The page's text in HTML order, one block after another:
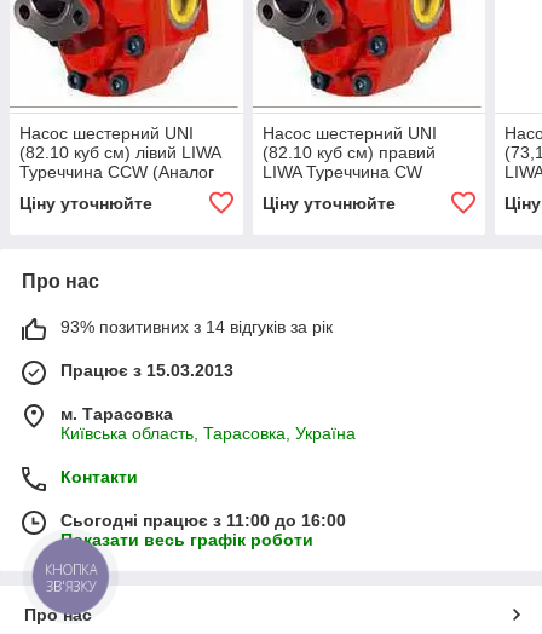
Насос шестерний UNI
(82.10 куб см) лівий LIWA
Туреччина СCW (Аналог
OMFB)
Ціну уточнюйте
Насос шестерний UNI
(82.10 куб см) правий
LIWA Туреччина СW
(Аналог NPH-82 105-011-
00826 OMFB)
Ціну уточнюйте
Про нас
93% позитивних з 14 відгуків за рік
Працює з 15.03.2013
м. Тарасовка
Київська область, Тарасовка, Україна
Контакти
Сьогодні працює з 11:00 до 16:00
Показати весь графік роботи
Про нас
КНОПКА
ЗВ'ЯЗКУ